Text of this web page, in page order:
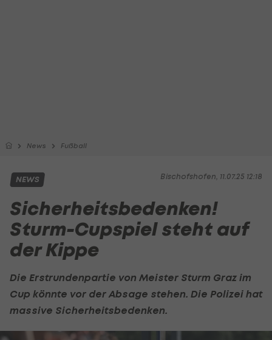
News Fußball
Bischofshofen, 11.07.25 12:18
NEWS
Sicherheitsbedenken!
Sturm-Cupspiel steht auf
der Kippe
Die Erstrundenpartie von Meister Sturm Graz im
Cup könnte vor der Absage stehen. Die Polizei hat
massive Sicherheitsbedenken.